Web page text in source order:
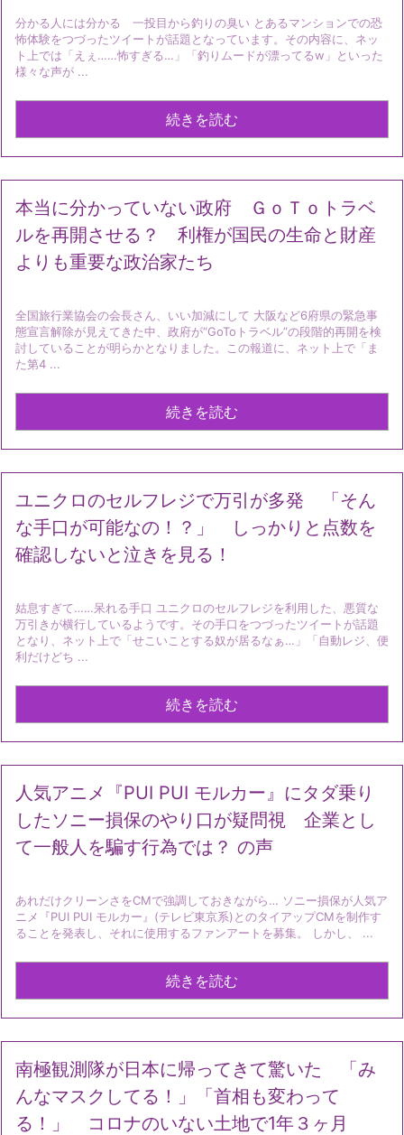
分かる人には分かる 一投目から釣りの臭い とあるマンションでの恐
怖体験をつづったツイートが話題となっています。その内容に、ネッ
ト上では「えぇ……怖すぎる…」「釣りムードが漂ってるw」といった
様々な声が ...
続きを読む
本当に分かっていない政府 ＧｏＴｏトラベ
ルを再開させる？ 利権が国民の生命と財産
よりも重要な政治家たち
全国旅行業協会の会長さん、いい加減にして 大阪など6府県の緊急事
態宣言解除が見えてきた中、政府が“GoToトラベル”の段階的再開を検
討していることが明らかとなりました。この報道に、ネット上で「ま
た第4 ...
続きを読む
ユニクロのセルフレジで万引が多発 「そん
な手口が可能なの！？」 しっかりと点数を
確認しないと泣きを見る！
姑息すぎて……呆れる手口 ユニクロのセルフレジを利用した、悪質な
万引きが横行しているようです。その手口をつづったツイートが話題
となり、ネット上で「せこいことする奴が居るなぁ…」「自動レジ、便
利だけどち ...
続きを読む
人気アニメ『PUI PUI モルカー』にタダ乗り
したソニー損保のやり口が疑問視 企業とし
て一般人を騙す行為では？ の声
あれだけクリーンさをCMで強調しておきながら… ソニー損保が人気ア
ニメ『PUI PUI モルカー』(テレビ東京系)とのタイアップCMを制作す
ることを発表し、それに使用するファンアートを募集。 しかし、 ...
続きを読む
南極観測隊が日本に帰ってきて驚いた 「み
んなマスクしてる！」「首相も変わって
る！」 コロナのいない土地で1年３ヶ月